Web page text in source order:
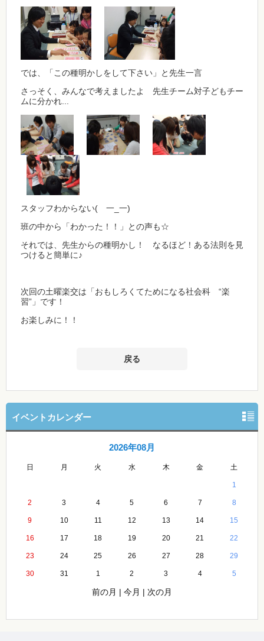
では、「この種明かしをして下さい」と先生一言
さっそく、みんなで考えましたよ 先生チーム対子どもチー
ムに分かれ...
スタッフわからない( 一_一)
班の中から「わかった！！」との声も☆
それでは、先生からの種明かし！ なるほど！ある法則を見
つけると簡単に♪
次回の土曜楽交は「おもしろくてためになる社会科 “楽
習”」です！
お楽しみに！！
戻る
イベントカレンダー
2026年08月
日 月 火 水 木 金 土
1
2 3 4 5 6 7 8
9 10 11 12 13 14 15
16 17 18 19 20 21 22
23 24 25 26 27 28 29
30 31 1 2 3 4 5
前の月 | 今月 | 次の月